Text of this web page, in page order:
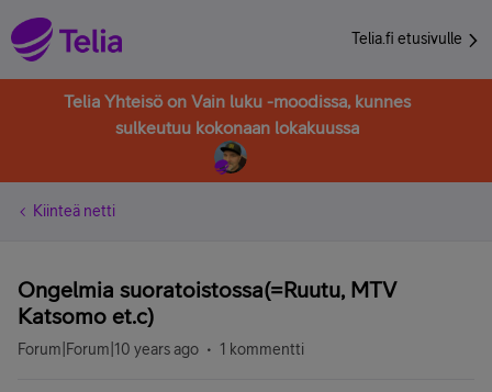
Telia.fi etusivulle
Telia Yhteisö on Vain luku -moodissa, kunnes
sulkeutuu kokonaan lokakuussa
Kiinteä netti
Ongelmia suoratoistossa(=Ruutu, MTV
Katsomo et.c)
Forum|Forum|10 years ago 1 kommentti